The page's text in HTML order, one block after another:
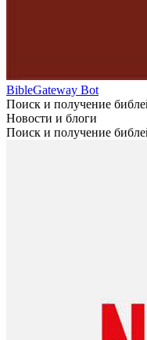
BibleGateway Bot
Поиск и получение
Новости и блоги
Поиск и получение